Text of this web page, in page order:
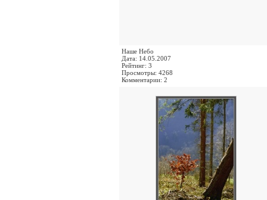
Наше Небо
Дата: 14.05.2007
Рейтинг: 3
Просмотры: 4268
Комментарии: 2